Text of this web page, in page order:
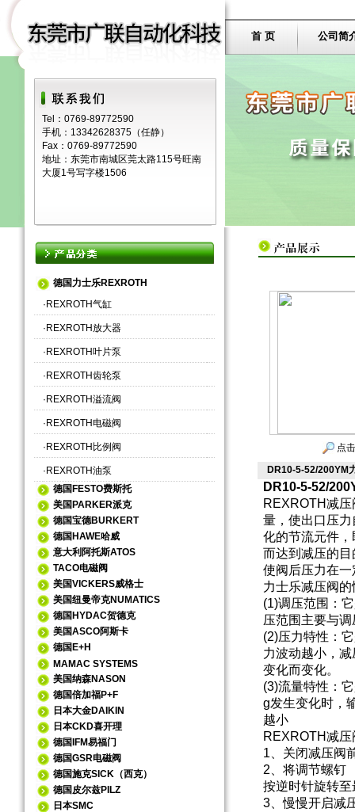
Tel：0769-89772590
手机：13342628375（任静）
Fax：0769-89772590
地址：东莞市南城区莞太路115号旺南
大厦1号写字楼1506
首 页 公司简
德国力士乐REXROTH
· REXROTH气缸
· REXROTH放大器
· REXROTH叶片泵
· REXROTH齿轮泵
· REXROTH溢流阀
· REXROTH电磁阀
· REXROTH比例阀
· REXROTH油泵
德国FESTO费斯托
美国PARKER派克
德国宝德BURKERT
德国HAWE哈威
意大利阿托斯ATOS
TACO电磁阀
美国VICKERS威格士
美国纽曼帝克NUMATICS
德国HYDAC贺德克
美国ASCO阿斯卡
德国E+H
MAMAC SYSTEMS
美国纳森NASON
德国倍加福P+F
日本大金DAIKIN
日本CKD喜开理
德国IFM易福门
德国GSR电磁阀
德国施克SICK（西克）
德国皮尔兹PILZ
日本SMC
点
DR10-5-52/200YM
DR10-5-52/
REXROTH减
量，使出口压
化的节流元件
而达到减压的
使阀后压力在
力士乐减压阀的
(1)调压范围：
压范围主要与
(2)压力特性：
力波动越小，
变化而变化。
(3)流量特性：
g发生变化时，
越小
REXROTH减
1、关闭减压阀
2、将调节螺钉
按逆时针旋转
3、慢慢开启减